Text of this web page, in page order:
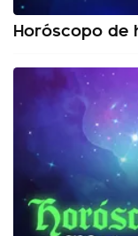
Horóscopo de